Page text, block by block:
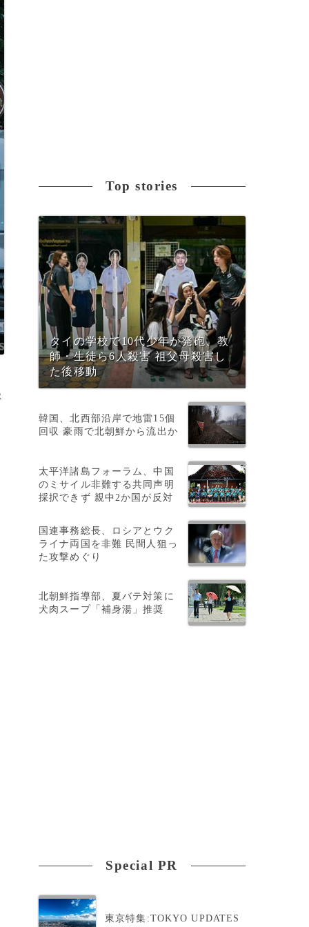
Top stories
タイの学校で10代少年が発砲、教
師・生徒ら6人殺害 祖父母殺害し
た後移動
韓国、北西部沿岸で地雷15個
回収 豪雨で北朝鮮から流出か
太平洋諸島フォーラム、中国
のミサイル非難する共同声明
採択できず 親中2か国が反対
国連事務総長、ロシアとウク
ライナ両国を非難 民間人狙っ
た攻撃めぐり
北朝鮮指導部、夏バテ対策に
犬肉スープ「補身湯」推奨
Special PR
東京特集:TOKYO UPDATES